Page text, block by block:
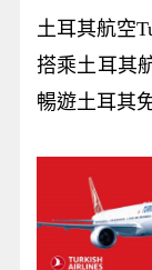
土耳其航空
搭乘土耳其
暢遊土耳其